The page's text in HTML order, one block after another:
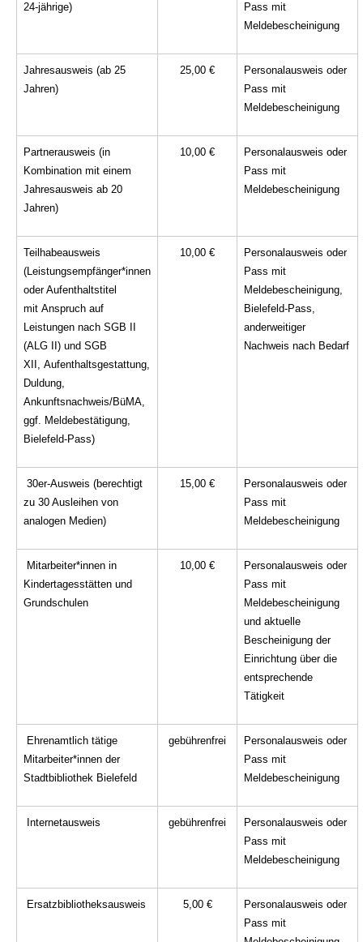
24-jährige)
Pass mit
Meldebescheinigung
Jahresausweis (ab 25
Jahren)
25,00 €
Personalausweis oder
Pass mit
Meldebescheinigung
Partnerausweis (in
Kombination mit einem
Jahresausweis ab 20
Jahren)
10,00 €
Personalausweis oder
Pass mit
Meldebescheinigung
Teilhabeausweis
(Leistungsempfänger*innen
oder Aufenthaltstitel
mit Anspruch auf
Leistungen nach SGB II
(ALG II) und SGB
XII, Aufenthaltsgestattung,
Duldung,
Ankunftsnachweis/BüMA,
ggf. Meldebestätigung,
Bielefeld-Pass)
10,00 €
Personalausweis oder
Pass mit
Meldebescheinigung,
Bielefeld-Pass,
anderweitiger
Nachweis nach Bedarf
30er-Ausweis (berechtigt
zu 30 Ausleihen von
analogen Medien)
15,00 €
Personalausweis oder
Pass mit
Meldebescheinigung
Mitarbeiter*innen in
Kindertagesstätten und
Grundschulen
10,00 €
Personalausweis oder
Pass mit
Meldebescheinigung
und aktuelle
Bescheinigung der
Einrichtung über die
entsprechende
Tätigkeit
Ehrenamtlich tätige
Mitarbeiter*innen der
Stadtbibliothek Bielefeld
gebührenfrei
Personalausweis oder
Pass mit
Meldebescheinigung
Internetausweis gebührenfrei
Personalausweis oder
Pass mit
Meldebescheinigung
Ersatzbibliotheksausweis 5,00 €
Personalausweis oder
Pass mit